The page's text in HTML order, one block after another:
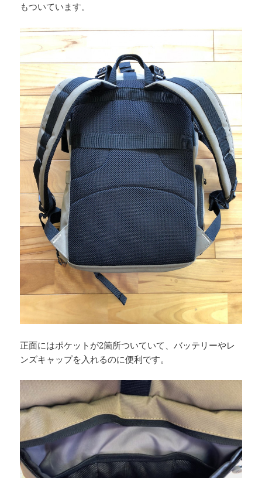
もついています。
正面にはポケットが2箇所ついていて、バッテリーやレ
ンズキャップを入れるのに便利です。